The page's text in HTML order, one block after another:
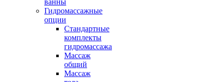
ванны
Гидромассажные
опции
Стандартные
комплекты
гидромассажа
Массаж
общий
Массаж